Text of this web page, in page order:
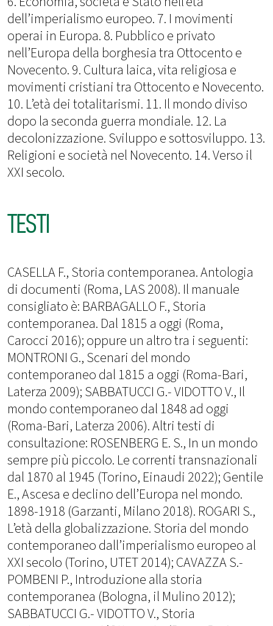
dell’imperialismo europeo. 7. I movimenti
operai in Europa. 8. Pubblico e privato
nell’Europa della borghesia tra Ottocento e
Novecento. 9. Cultura laica, vita religiosa e
movimenti cristiani tra Ottocento e Novecento.
10. L’età dei totalitarismi. 11. Il mondo diviso
dopo la seconda guerra mondiale. 12. La
decolonizzazione. Sviluppo e sottosviluppo. 13.
Religioni e società nel Novecento. 14. Verso il
XXI secolo.
TESTI
CASELLA F., Storia contemporanea. Antologia
di documenti (Roma, LAS 2008). Il manuale
consigliato è: BARBAGALLO F., Storia
contemporanea. Dal 1815 a oggi (Roma,
Carocci 2016); oppure un altro tra i seguenti:
MONTRONI G., Scenari del mondo
contemporaneo dal 1815 a oggi (Roma-Bari,
Laterza 2009); SABBATUCCI G.- VIDOTTO V., Il
mondo contemporaneo dal 1848 ad oggi
(Roma-Bari, Laterza 2006). Altri testi di
consultazione: ROSENBERG E. S., In un mondo
sempre più piccolo. Le correnti transnazionali
dal 1870 al 1945 (Torino, Einaudi 2022); Gentile
E., Ascesa e declino dell’Europa nel mondo.
1898-1918 (Garzanti, Milano 2018). ROGARI S.,
L’età della globalizzazione. Storia del mondo
contemporaneo dall’imperialismo europeo al
XXI secolo (Torino, UTET 2014); CAVAZZA S.-
POMBENI P., Introduzione alla storia
contemporanea (Bologna, il Mulino 2012);
SABBATUCCI G.- VIDOTTO V., Storia